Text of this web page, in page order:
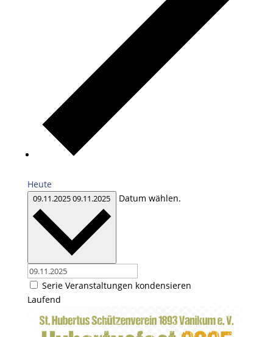
Heute
09.11.202509.11.2025 Datum wählen.
Serie Veranstaltungen kondensieren
Laufend